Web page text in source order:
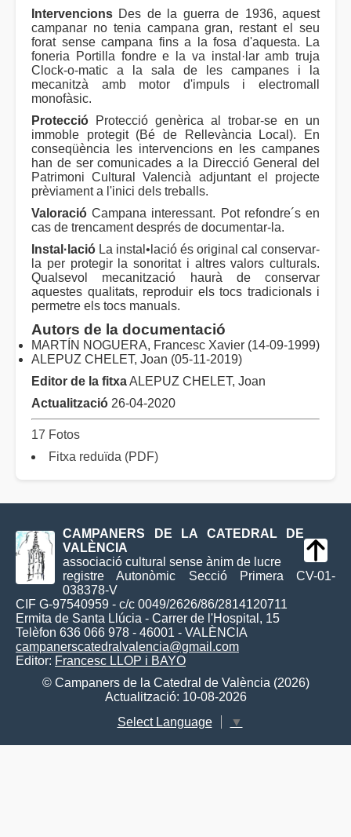
Intervencions Des de la guerra de 1936, aquest
campanar no tenia campana gran, restant el seu
forat sense campana fins a la fosa d'aquesta. La
foneria Portilla fondre e la va instal·lar amb truja
Clock-o-matic a la sala de les campanes i la
mecanitzà amb motor d'impuls i electromall
monofàsic.
Protecció Protecció genèrica al trobar-se en un
immoble protegit (Bé de Rellevància Local). En
conseqüència les intervencions en les campanes
han de ser comunicades a la Direcció General del
Patrimoni Cultural Valencià adjuntant el projecte
prèviament a l'inici dels treballs.
Valoració Campana interessant. Pot refondre´s en
cas de trencament després de documentar-la.
Instal·lació La instal•lació és original cal conservar-
la per protegir la sonoritat i altres valors culturals.
Qualsevol mecanització haurà de conservar
aquestes qualitats, reproduir els tocs tradicionals i
permetre els tocs manuals.
Autors de la documentació
MARTÍN NOGUERA, Francesc Xavier (14-09-1999)
ALEPUZ CHELET, Joan (05-11-2019)
Editor de la fitxaALEPUZ CHELET, Joan
Actualització 26-04-2020
17 Fotos
Fitxa reduïda (PDF)
CAMPANERS DE LA CATEDRAL DE
VALÈNCIA
associació cultural sense ànim de lucre
registre Autonòmic Secció Primera CV-01-
038378-V
CIF G-97540959 - c/c 0049/2626/86/2814120711
Ermita de Santa Llúcia - Carrer de l'Hospital, 15
Telèfon 636 066 978 - 46001 - VALÈNCIA
campanerscatedralvalencia@gmail.com
Editor: Francesc LLOP i BAYO
© Campaners de la Catedral de València (2026)
Actualització: 10-08-2026
Select Language
▼